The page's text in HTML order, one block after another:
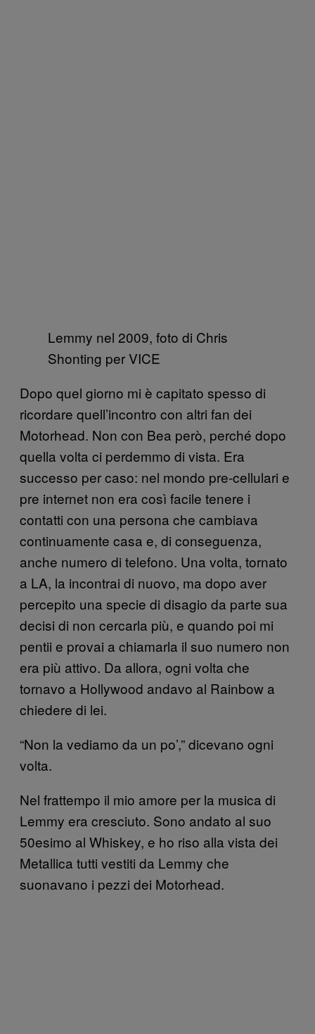
Lemmy nel 2009, foto di Chris
Shonting per VICE
Dopo quel giorno mi è capitato spesso di
ricordare quell’incontro con altri fan dei
Motorhead. Non con Bea però, perché dopo
quella volta ci perdemmo di vista. Era
successo per caso: nel mondo pre-cellulari e
pre internet non era così facile tenere i
contatti con una persona che cambiava
continuamente casa e, di conseguenza,
anche numero di telefono. Una volta, tornato
a LA, la incontrai di nuovo, ma dopo aver
percepito una specie di disagio da parte sua
decisi di non cercarla più, e quando poi mi
pentii e provai a chiamarla il suo numero non
era più attivo. Da allora, ogni volta che
tornavo a Hollywood andavo al Rainbow a
chiedere di lei.
“Non la vediamo da un po’,” dicevano ogni
volta.
Nel frattempo il mio amore per la musica di
Lemmy era cresciuto. Sono andato al suo
50esimo al Whiskey, e ho riso alla vista dei
Metallica tutti vestiti da Lemmy che
suonavano i pezzi dei Motorhead.